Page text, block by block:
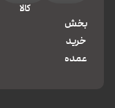
بخش
خرید
عمده
کالا